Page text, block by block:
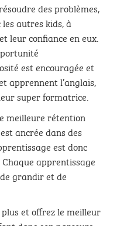
des problèmes,
autres kids, à
leur confiance en eux.
est encouragée et
apprennent l’anglais,
super formatrice.
meilleure rétention
ancrée dans des
est donc
apprentissage
grandir et de
plus et offrez le meilleur